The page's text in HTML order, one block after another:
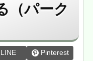
（パーク
LINE Pinterest